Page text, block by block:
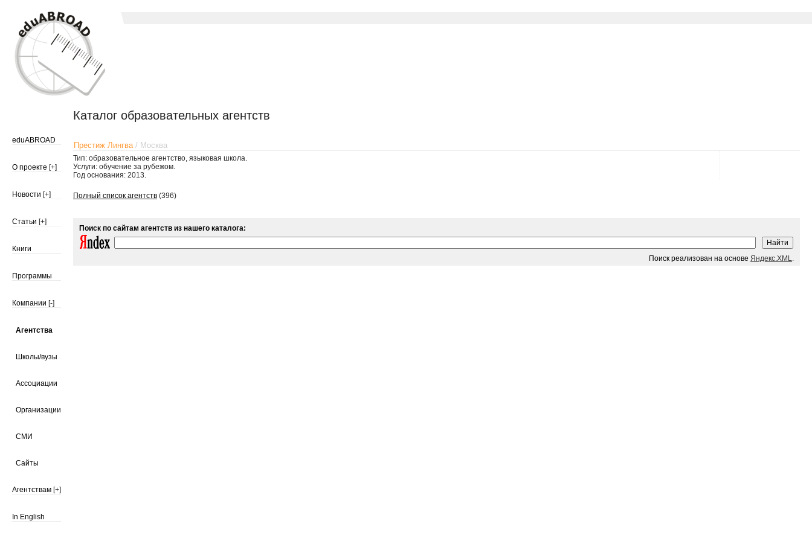
Каталог образовательных агентств
eduABROAD
О проекте [+]
Новости [+]
Статьи [+]
Книги
Программы
Компании [-]
Агентства
Школы/вузы
Ассоциации
Организации
СМИ
Сайты
Агентствам [+]
In English
Престиж Лингва / Москва
Тип: образовательное агентство, языковая школа.
Услуги: обучение за рубежом.
Год основания: 2013.
Полный список агентств (396)
Поиск по сайтам агентств из нашего каталога:
Поиск реализован на основе Яндекс.XML.